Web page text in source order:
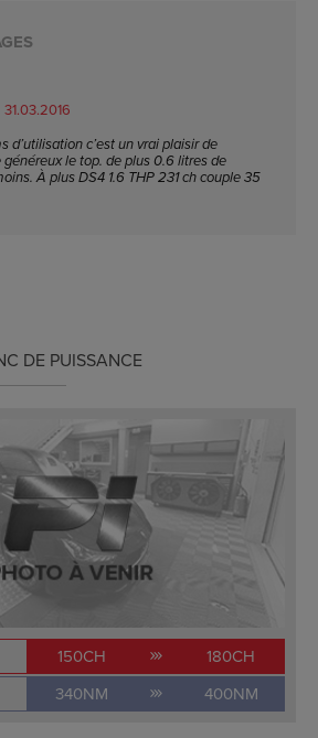
31.03.2016
d’utilisation c’est un vrai plaisir de
le top. de plus 0.6 litres de
À plus DS4 1.6 THP 231 ch couple 35
DE PUISSANCE
150CH 180CH
340NM 400NM